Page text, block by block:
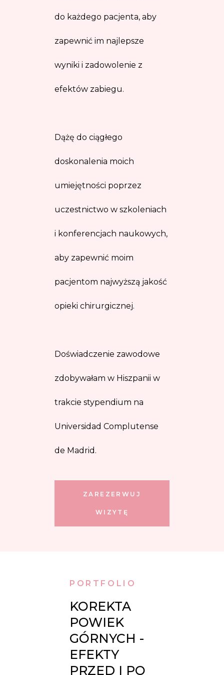
do każdego pacjenta, aby
zapewnić im najlepsze
wyniki i zadowolenie z
efektów zabiegu.
Dążę do ciągłego
doskonalenia moich
umiejętności poprzez
uczestnictwo w szkoleniach
i konferencjach naukowych,
aby zapewnić moim
pacjentom najwyższą jakość
opieki chirurgicznej.
Doświadczenie zawodowe
zdobywałam w Hiszpanii w
trakcie stypendium na
Universidad Complutense
de Madrid.
ZAREZERWUJ
WIZYTĘ
PORTFOLIO
KOREKTA
POWIEK
GÓRNYCH -
EFEKTY
PRZED I PO